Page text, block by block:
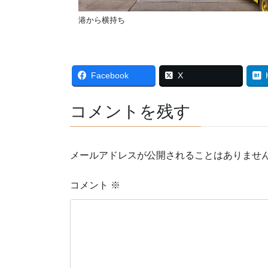
港から横持ち
Facebook X
コメントを残す
メールアドレスが公開されることはありませ
コメント ※